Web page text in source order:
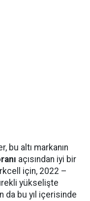
bu altı markanın
açısından iyi bir
için, 2022 –
yükselişte
da bu yıl içerisinde